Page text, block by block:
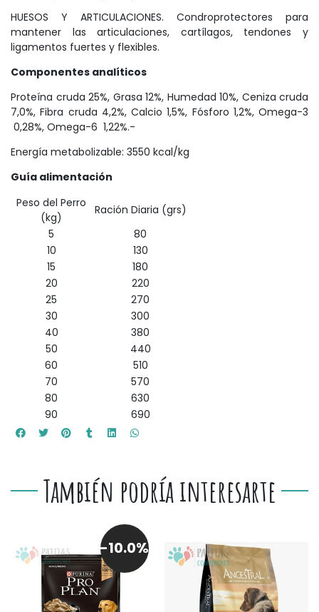
HUESOS Y ARTICULACIONES. Condroprotectores para
mantener las articulaciones, cartílagos, tendones y
ligamentos fuertes y flexibles.
Componentes analíticos
Proteína cruda 25%, Grasa 12%, Humedad 10%, Ceniza cruda
7,0%, Fibra cruda 4,2%, Calcio 1,5%, Fósforo 1,2%, Omega-3
0,28%, Omega-6 1,22%.-
Energía metabolizable: 3550 kcal/kg
Guía alimentación
Peso del Perro
(kg)
Ración Diaria (grs)
5
80
10
130
15
180
20
220
25
270
30
300
40
380
50
440
60
510
70
570
80
630
90
690
También podría interesarte
-10.0%